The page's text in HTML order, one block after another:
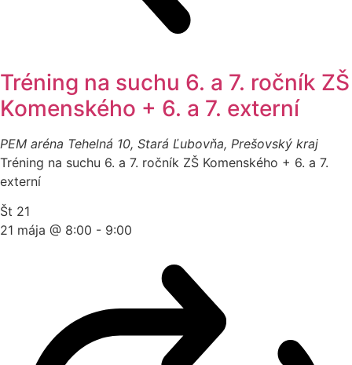
Tréning na suchu 6. a 7. ročník ZŠ
Komenského + 6. a 7. externí
PEM aréna Tehelná 10, Stará Ľubovňa, Prešovský kraj
Tréning na suchu 6. a 7. ročník ZŠ Komenského + 6. a 7.
externí
Št 21
21 mája @ 8:00 - 9:00